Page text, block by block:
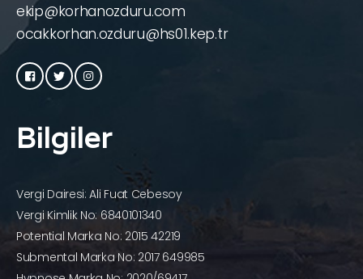
ekip@korhanozduru.com
ocakkorhan.ozduru@hs01.kep.tr
Bilgiler
Vergi Dairesi: Ali Fuat Cebesoy
Vergi Kimlik No: 6840101340
Potential Marka No: 2015 42219
Submental Marka No: 2017 649985